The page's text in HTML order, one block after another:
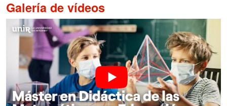
Galería de vídeos